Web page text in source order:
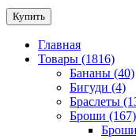
Купить
Главная
Товары (1816)
Бананы (40)
Бигуди (4)
Браслеты
Броши (167)